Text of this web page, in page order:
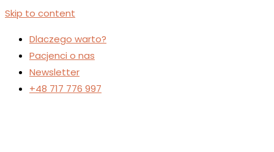
Skip to content
Dlaczego warto?
Pacjenci o nas
Newsletter
+48 717 776 997